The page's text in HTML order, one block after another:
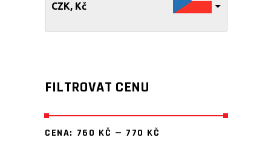
CZK, Kč
FILTROVAT CENU
CENA: 760 KČ — 770 KČ